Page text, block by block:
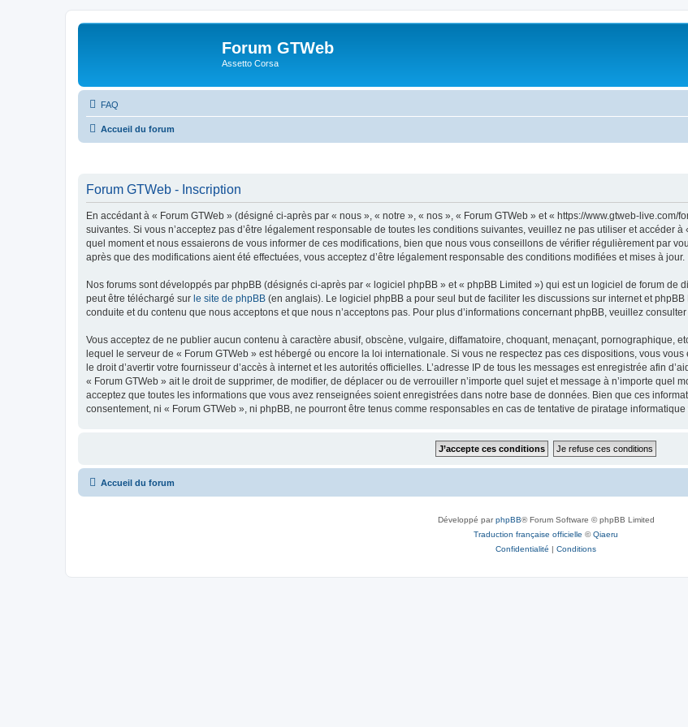
Forum GTWeb
Assetto Corsa
FAQ
Accueil du forum
Forum GTWeb - Inscription
En accédant à « Forum GTWeb » (désigné ci-après par « nous », « notre », « nos », « Forum GTWeb » et « https://www.gtweb-
suivantes. Si vous n’acceptez pas d’être légalement responsable de toutes les conditions suivantes, veuillez ne pas utiliser et accéder
quel moment et nous essaierons de vous informer de ces modifications, bien que nous vous conseillons de vérifier régulièrement par
après que des modifications aient été effectuées, vous acceptez d’être légalement responsable des conditions modifiées et mises à jour.
Nos forums sont développés par phpBB (désignés ci-après par « logiciel phpBB » et « phpBB Limited ») qui est un logiciel de forum de
peut être téléchargé sur le site de phpBB (en anglais). Le logiciel phpBB a pour seul but de faciliter les discussions sur internet et
conduite et du contenu que nous acceptons et que nous n’acceptons pas. Pour plus d’informations concernant phpBB, veuillez consulter
Vous acceptez de ne publier aucun contenu à caractère abusif, obscène, vulgaire, diffamatoire, choquant, menaçant, pornographique,
lequel le serveur de « Forum GTWeb » est hébergé ou encore la loi internationale. Si vous ne respectez pas ces dispositions, vous
le droit d’avertir votre fournisseur d’accès à internet et les autorités officielles. L’adresse IP de tous les messages est enregistrée afin
« Forum GTWeb » ait le droit de supprimer, de modifier, de déplacer ou de verrouiller n’importe quel sujet et message à n’importe quel
acceptez que toutes les informations que vous avez renseignées soient enregistrées dans notre base de données. Bien que ces
consentement, ni « Forum GTWeb », ni phpBB, ne pourront être tenus comme responsables en cas de tentative de piratage
Accueil du forum
Développé parphpBB® Forum Software © phpBB Limited
Traduction française officielle ©Qiaeru
Confidentialité | Conditions